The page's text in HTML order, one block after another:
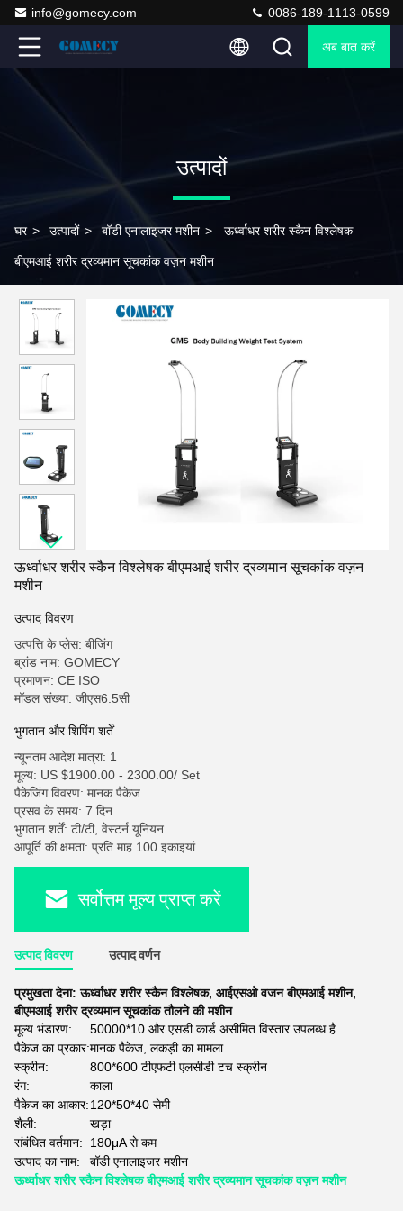
info@gomecy.com 0086-189-1113-0599
अब बात करें
उत्पादों
घर > उत्पादों > बॉडी एनालाइजर मशीन > ऊर्ध्वाधर शरीर स्कैन विश्लेषक
बीएमआई शरीर द्रव्यमान सूचकांक वज़न मशीन
ऊर्ध्वाधर शरीर स्कैन विश्लेषक बीएमआई शरीर द्रव्यमान सूचकांक वज़न
मशीन
उत्पाद विवरण
उत्पत्ति के प्लेस: बीजिंग
ब्रांड नाम: GOMECY
प्रमाणन: CE ISO
मॉडल संख्या: जीएस6.5सी
भुगतान और शिपिंग शर्तें
न्यूनतम आदेश मात्रा: 1
मूल्य: US $1900.00 - 2300.00/ Set
पैकेजिंग विवरण: मानक पैकेज
प्रसव के समय: 7 दिन
भुगतान शर्तें: टी/टी, वेस्टर्न यूनियन
आपूर्ति की क्षमता: प्रति माह 100 इकाइयां
सर्वोत्तम मूल्य प्राप्त करें
उत्पाद विवरण उत्पाद वर्णन
प्रमुखता देना:ऊर्ध्वाधर शरीर स्कैन विश्लेषक, आईएसओ वजन बीएमआई मशीन,
बीएमआई शरीर द्रव्यमान सूचकांक तौलने की मशीन
मूल्य भंडारण:
50000*10 और एसडी कार्ड असीमित विस्तार उपलब्ध है
पैकेज का प्रकार:मानक पैकेज, लकड़ी का मामला
स्क्रीन:
800*600 टीएफटी एलसीडी टच स्क्रीन
रंग:
काला
पैकेज का आकार:120*50*40 सेमी
शैली:
खड़ा
संबंधित वर्तमान:
180μA से कम
उत्पाद का नाम:
बॉडी एनालाइजर मशीन
ऊर्ध्वाधर शरीर स्कैन विश्लेषक बीएमआई शरीर द्रव्यमान सूचकांक वज़न मशीन